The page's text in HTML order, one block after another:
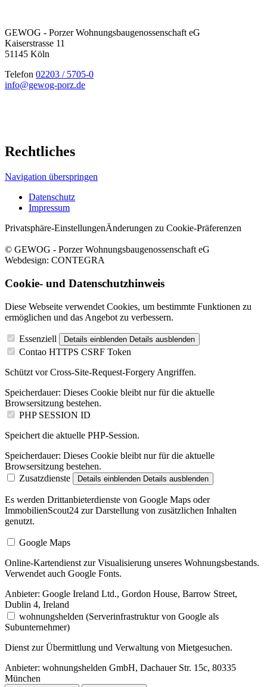
GEWOG - Porzer Wohnungsbau­genossenschaft eG
Kaiserstrasse 11
51145 Köln
Telefon 02203 / 5705-0
info@gewog-porz.de
Rechtliches
Navigation überspringen
Datenschutz
Impressum
Privatsphäre-EinstellungenÄnderungen zu Cookie-Präferenzen
© GEWOG - Porzer Wohnungsbaugenossenschaft eG
Webdesign: CONTEGRA
Cookie- und Datenschutzhinweis
Diese Webseite verwendet Cookies, um bestimmte Funktionen zu
ermöglichen und das Angebot zu verbessern.
Essenziell Details einblenden Details ausblenden
Contao HTTPS CSRF Token
Schützt vor Cross-Site-Request-Forgery Angriffen.
Speicherdauer: Dieses Cookie bleibt nur für die aktuelle
Browsersitzung bestehen.
PHP SESSION ID
Speichert die aktuelle PHP-Session.
Speicherdauer: Dieses Cookie bleibt nur für die aktuelle
Browsersitzung bestehen.
Zusatzdienste
Details einblenden Details ausblenden
Es werden Drittanbieterdienste von Google Maps oder
ImmobilienScout24 zur Darstellung von zusätzlichen Inhalten
genutzt.
Google Maps
Online-Kartendienst zur Visualisierung unseres Wohnungsbestands.
Verwendet auch Google Fonts.
Anbieter: Google Ireland Ltd., Gordon House, Barrow Street,
Dublin 4, Ireland
wohnungshelden (Serverinfrastruktur von Google als
Subunternehmer)
Dienst zur Übermittlung und Verwaltung von Mietgesuchen.
Anbieter: wohnungshelden GmbH, Dachauer Str. 15c, 80335
München